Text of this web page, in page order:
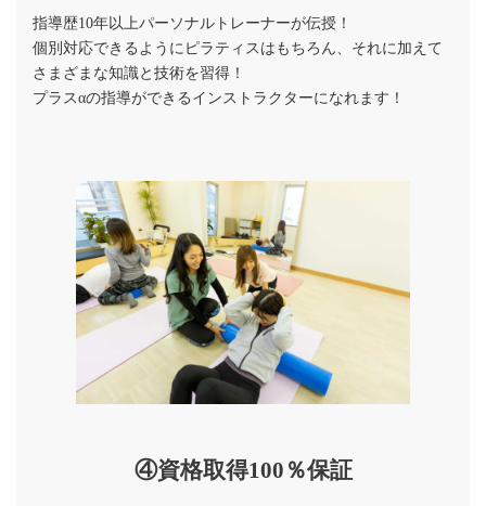
指導歴10年以上パーソナルトレーナーが伝授！
個別対応できるようにピラティスはもちろん、それに加えて
さまざまな知識と技術を習得！
プラスαの指導ができるインストラクターになれます！
④資格取得100％保証